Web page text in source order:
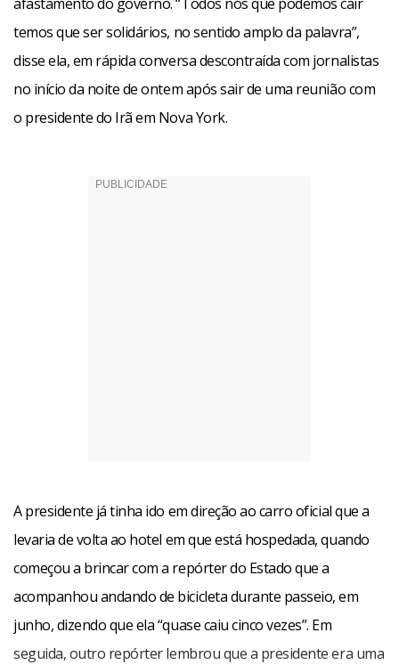
temos que ser solidários, no sentido amplo da palavra”,
disse ela, em rápida conversa descontraída com jornalistas
no início da noite de ontem após sair de uma reunião com
o presidente do Irã em Nova York.
A presidente já tinha ido em direção ao carro oficial que a
levaria de volta ao hotel em que está hospedada, quando
começou a brincar com a repórter do Estado que a
acompanhou andando de bicicleta durante passeio, em
junho, dizendo que ela “quase caiu cinco vezes”. Em
seguida, outro repórter lembrou que a presidente era uma